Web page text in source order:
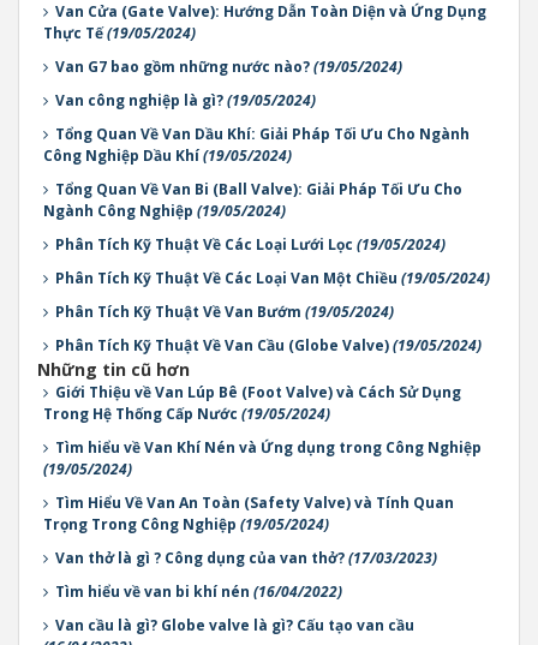
Van Cửa (Gate Valve): Hướng Dẫn Toàn Diện và Ứng Dụng
Thực Tế(19/05/2024)
Van G7 bao gồm những nước nào?(19/05/2024)
Van công nghiệp là gì?(19/05/2024)
Tổng Quan Về Van Dầu Khí: Giải Pháp Tối Ưu Cho Ngành
Công Nghiệp Dầu Khí(19/05/2024)
Tổng Quan Về Van Bi (Ball Valve): Giải Pháp Tối Ưu Cho
Ngành Công Nghiệp (19/05/2024)
Phân Tích Kỹ Thuật Về Các Loại Lưới Lọc (19/05/2024)
Phân Tích Kỹ Thuật Về Các Loại Van Một Chiều (19/05/2024)
Phân Tích Kỹ Thuật Về Van Bướm (19/05/2024)
Phân Tích Kỹ Thuật Về Van Cầu (Globe Valve)(19/05/2024)
Những tin cũ hơn
Giới Thiệu về Van Lúp Bê (Foot Valve) và Cách Sử Dụng
Trong Hệ Thống Cấp Nước (19/05/2024)
Tìm hiểu về Van Khí Nén và Ứng dụng trong Công Nghiệp
(19/05/2024)
Tìm Hiểu Về Van An Toàn (Safety Valve) và Tính Quan
Trọng Trong Công Nghiệp (19/05/2024)
Van thở là gì ? Công dụng của van thở?(17/03/2023)
Tìm hiểu về van bi khí nén (16/04/2022)
Van cầu là gì? Globe valve là gì? Cấu tạo van cầu